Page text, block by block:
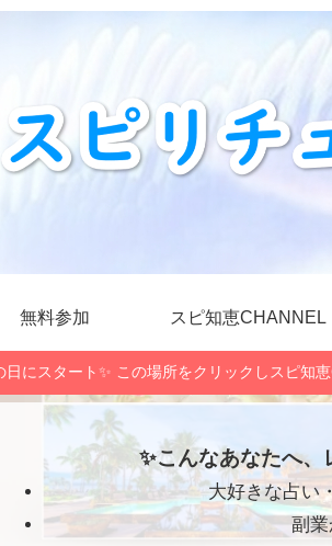
無料参加 スピ知恵CHANNEL
日にスタート✨ この場所をクリックしスピ知
✨こんなあなたへ、
大好きな占い
副